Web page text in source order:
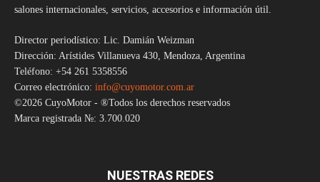
salones internacionales, servicios, accesorios e información útil.
Director periodístico: Lic. Damián Weizman
Dirección: Arístides Villanueva 430, Mendoza, Argentina
Teléfono: +54 261 5358556
Correo electrónico: info@cuyomotor.com.ar
©2026 CuyoMotor - ®Todos los derechos reservados
Marca registrada №: 3.700.020
NUESTRAS REDES